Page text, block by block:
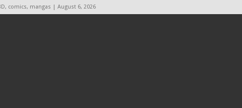
comics, mangas | August 6, 2026